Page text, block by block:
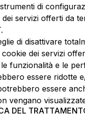
di
dei servizi offerti da
di disattivare
dei servizi
funzionalità e le
essere ridotte
essere
vengano
DEL